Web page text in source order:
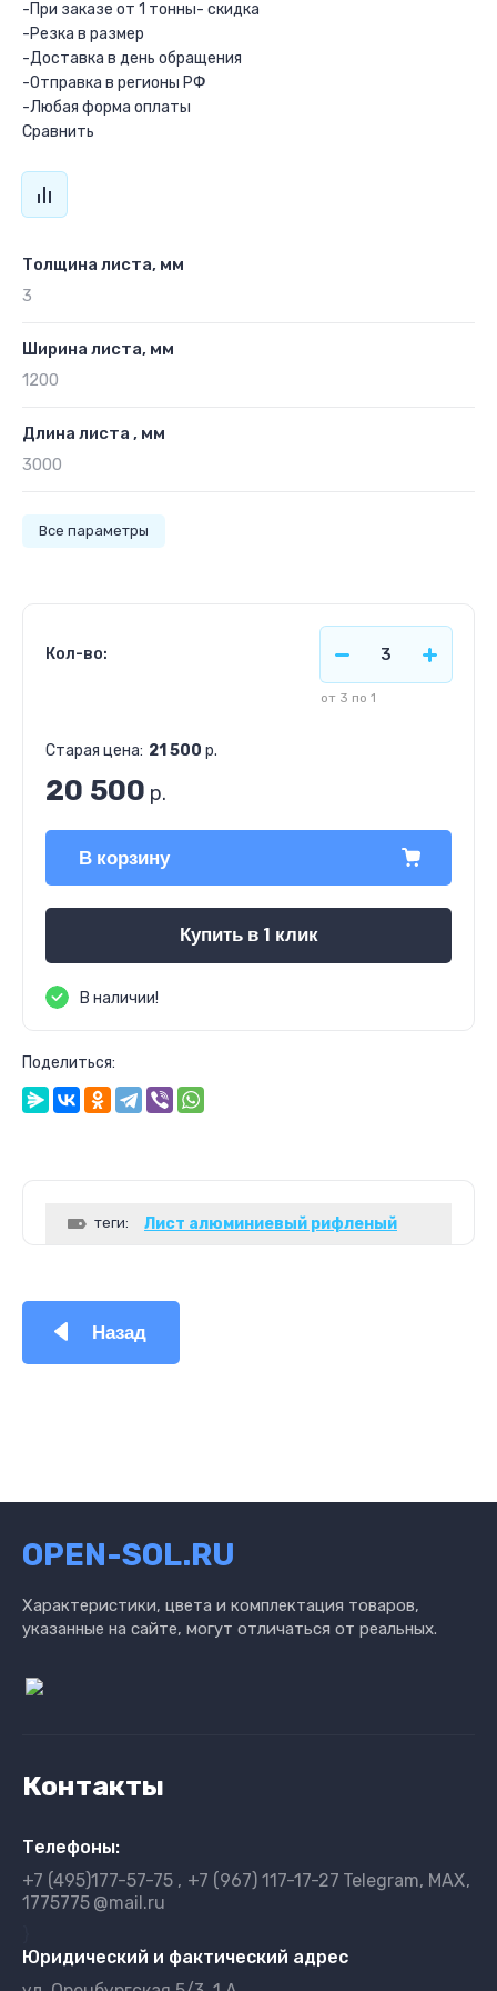
-При заказе от 1 тонны- скидка
-Резка в размер
-Доставка в день обращения
-Отправка в регионы РФ
-Любая форма оплаты
Сравнить
Толщина листа, мм
3
Ширина листа, мм
1200
Длина листа , мм
3000
Все параметры
Кол-во:
от 3 по 1
Старая цена: 21 500 р.
20 500 р.
В корзину
Купить в 1 клик
В наличии!
Поделиться:
теги: Лист алюминиевый рифленый
Назад
OPEN-SOL.RU
Характеристики, цвета и комплектация товаров,
указанные на сайте, могут отличаться от реальных.
Контакты
Телефоны:
+7 (495)177-57-75
+7 (967) 117-17-27 Telegram, MAX
1775775 @mail.ru
Юридический и фактический адрес